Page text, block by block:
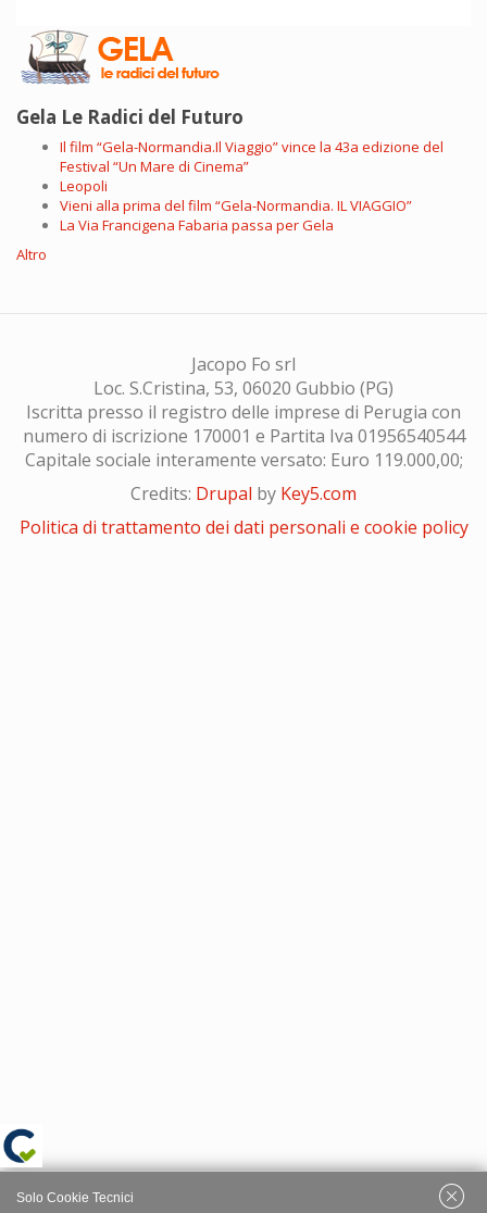
Gela Le Radici del Futuro
Il film “Gela-Normandia.Il Viaggio” vince la 43a edizione del
Festival “Un Mare di Cinema”
Leopoli
Vieni alla prima del film “Gela-Normandia. IL VIAGGIO”
La Via Francigena Fabaria passa per Gela
Altro
Jacopo Fo srl
Loc. S.Cristina, 53, 06020 Gubbio (PG)
Iscritta presso il registro delle imprese di Perugia con
numero di iscrizione 170001 e Partita Iva 01956540544
Capitale sociale interamente versato: Euro 119.000,00;
Credits: Drupal by Key5.com
Politica di trattamento dei dati personali e cookie policy
Solo Cookie Tecnici